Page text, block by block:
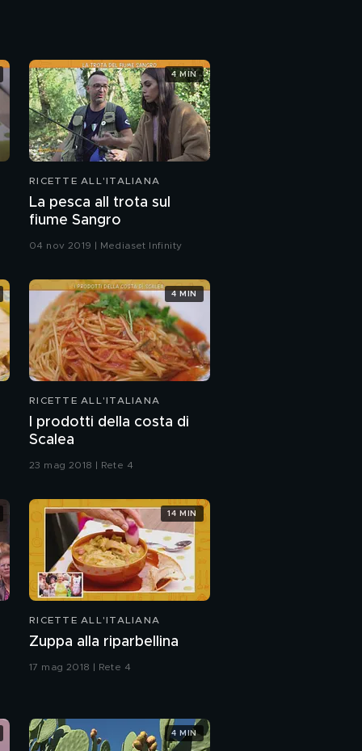
RICETTE ALL'ITALIANA
La pesca all trota sul
fiume Sangro
04 nov 2019 | Mediaset Infinity
4 MIN
RICETTE ALL'ITALIANA
I prodotti della costa di
Scalea
23 mag 2018 | Rete 4
4 MIN
RICETTE ALL'ITALIANA
Zuppa alla riparbellina
17 mag 2018 | Rete 4
14 MIN
4 MIN